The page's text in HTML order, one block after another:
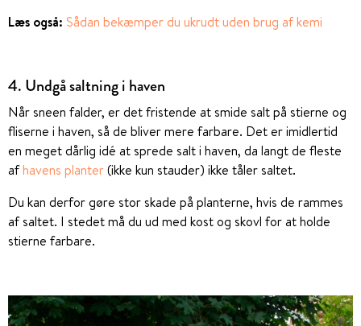
Læs også: Sådan bekæmper du ukrudt uden brug af kemi
4. Undgå saltning i haven
Når sneen falder, er det fristende at smide salt på stierne og
fliserne i haven, så de bliver mere farbare. Det er imidlertid
en meget dårlig idé at sprede salt i haven, da langt de fleste
afhavens planter(ikke kun stauder) ikke tåler saltet.
Du kan derfor gøre stor skade på planterne, hvis de rammes
af saltet. I stedet må du ud med kost og skovl for at holde
stierne farbare.